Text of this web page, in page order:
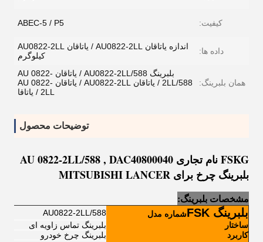
کیفیت: ABEC-5 / P5
داده ها:
اندازه یاتاقان AU0822-2LL / یاتاقان AU0822-2LL
کیلوگرم
همان بلبرینگ:
بلبرینگ AU0822-2LL/588 / یاتاقان AU 0822-
2LL/588 / یاتاقان AU0822-2LL / یاتاقان AU 0822-
2LL / یاتاقا
توضیحات محصول
FSKG نام تجاری AU 0822-2LL/588 , DAC40800040
بلبرینگ چرخ برای MITSUBISHI LANCER
مشخصات بلبرینگ:
بلبرینگ FSK شماره مدل
AU0822-2LL/588
ساختار
بلبرینگ تماس زاویه ای
کاربرد
بلبرینگ چرخ خودرو